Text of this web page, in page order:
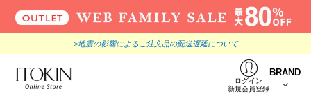
>地震の影響によるご注文品の配送遅延について
ログイン
新規会員登録
BRAND